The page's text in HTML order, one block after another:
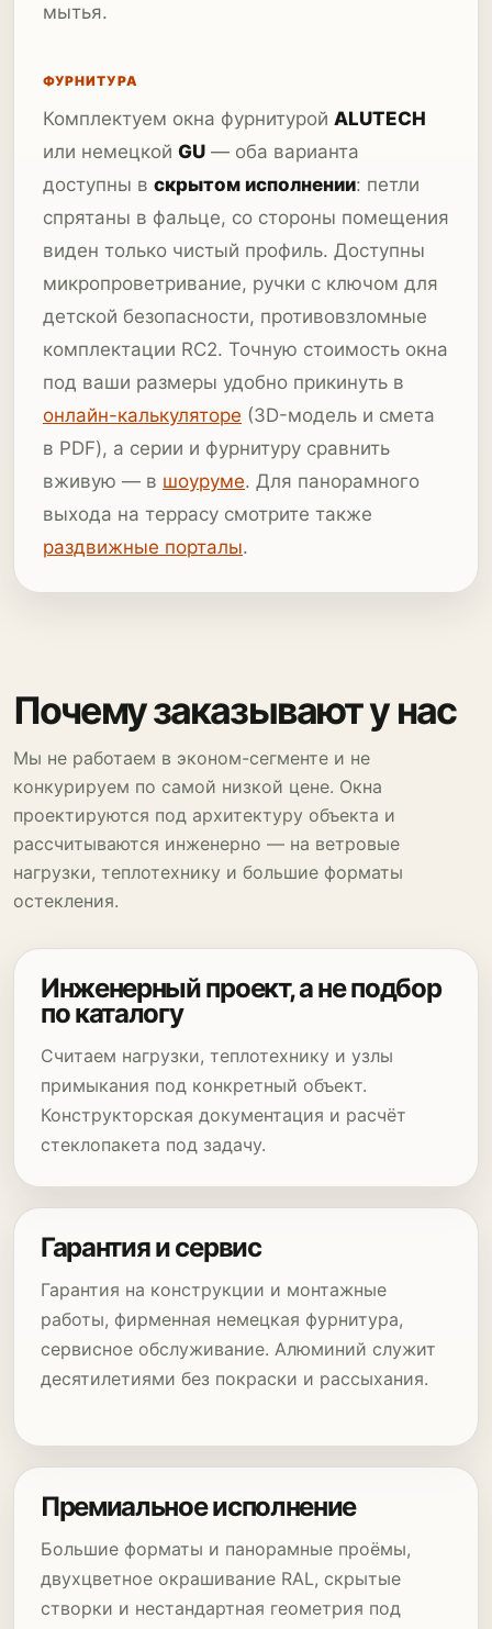
мытья.
ФУРНИТУРА
Комплектуем окна фурнитурой ALUTECH
или немецкой GU — оба варианта
доступны в скрытом исполнении: петли
спрятаны в фальце, со стороны помещения
виден только чистый профиль. Доступны
микропроветривание, ручки с ключом для
детской безопасности, противовзломные
комплектации RC2. Точную стоимость окна
под ваши размеры удобно прикинуть в
онлайн-калькуляторе (3D-модель и смета
в PDF), а серии и фурнитуру сравнить
вживую — в шоуруме. Для панорамного
выхода на террасу смотрите также
раздвижные порталы.
Почему заказывают у нас
Мы не работаем в эконом-сегменте и не
конкурируем по самой низкой цене. Окна
проектируются под архитектуру объекта и
рассчитываются инженерно — на ветровые
нагрузки, теплотехнику и большие форматы
остекления.
Инженерный проект, а не подбор
по каталогу
Считаем нагрузки, теплотехнику и узлы
примыкания под конкретный объект.
Конструкторская документация и расчёт
стеклопакета под задачу.
Гарантия и сервис
Гарантия на конструкции и монтажные
работы, фирменная немецкая фурнитура,
сервисное обслуживание. Алюминий служит
десятилетиями без покраски и рассыхания.
Премиальное исполнение
Большие форматы и панорамные проёмы,
двухцветное окрашивание RAL, скрытые
створки и нестандартная геометрия под